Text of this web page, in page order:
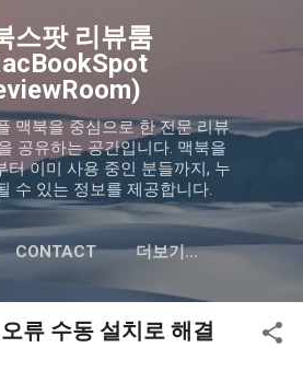
콘텐츠로 건너뛰기
스팟 리뷰룸
맥북을 중심으로 한 전문 리뷰
공유하는 공간입니다. 맥북을
터 이미 사용 중인 분들까지, 누
수 있는 정보를 제공합니다.
CONTACT 더보기…
POLICY
류 수동 설치로 해결